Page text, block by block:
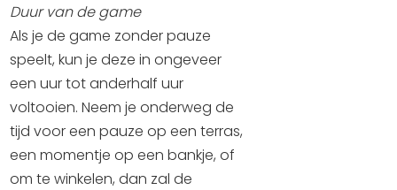
Citygame Escapegame Sneek
Webcams
De leukste routes
Interactieve plattegrond van Sneek
Winkelen in Sneek
Bootverhuur
Duur van de game
Als je de game zonder pauze
speelt, kun je deze in ongeveer
een uur tot anderhalf uur
voltooien. Neem je onderweg de
tijd voor een pauze op een terras,
een momentje op een bankje, of
om te winkelen, dan zal de